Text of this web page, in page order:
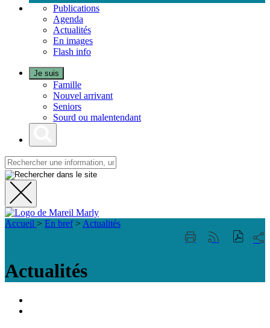
Publications
Agenda
Actualités
En images
Flash info
Je suis
Famille
Nouvel arrivant
Seniors
Sourd ou malentendant
Fermer
la
recherche
Accueil > En bref > Actualités
ImprimerGénérer
sur
Actualités